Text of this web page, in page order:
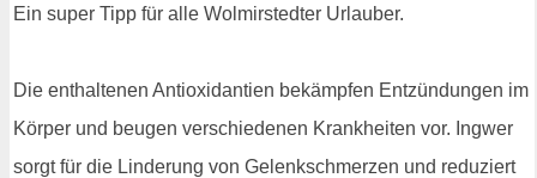
Ein super Tipp für alle Wolmirstedter Urlauber.
Die enthaltenen Antioxidantien bekämpfen Entzündungen im
Körper und beugen verschiedenen Krankheiten vor. Ingwer
sorgt für die Linderung von Gelenkschmerzen und reduziert